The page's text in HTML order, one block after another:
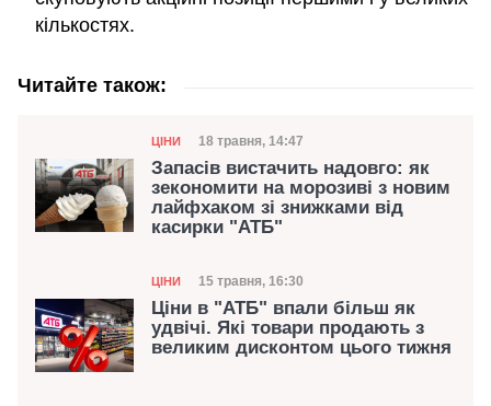
кількостях.
Читайте також:
Категорія
ЦІНИ Дата публікації
18 травня, 14:47
Запасів вистачить надовго: як
зекономити на морозиві з новим
лайфхаком зі знижками від
касирки "АТБ"
Категорія
ЦІНИ Дата публікації
15 травня, 16:30
Ціни в "АТБ" впали більш як
удвічі. Які товари продають з
великим дисконтом цього тижня